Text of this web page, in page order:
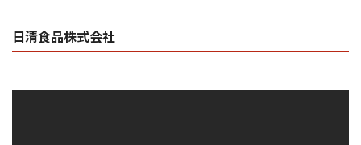
日清食品株式会社